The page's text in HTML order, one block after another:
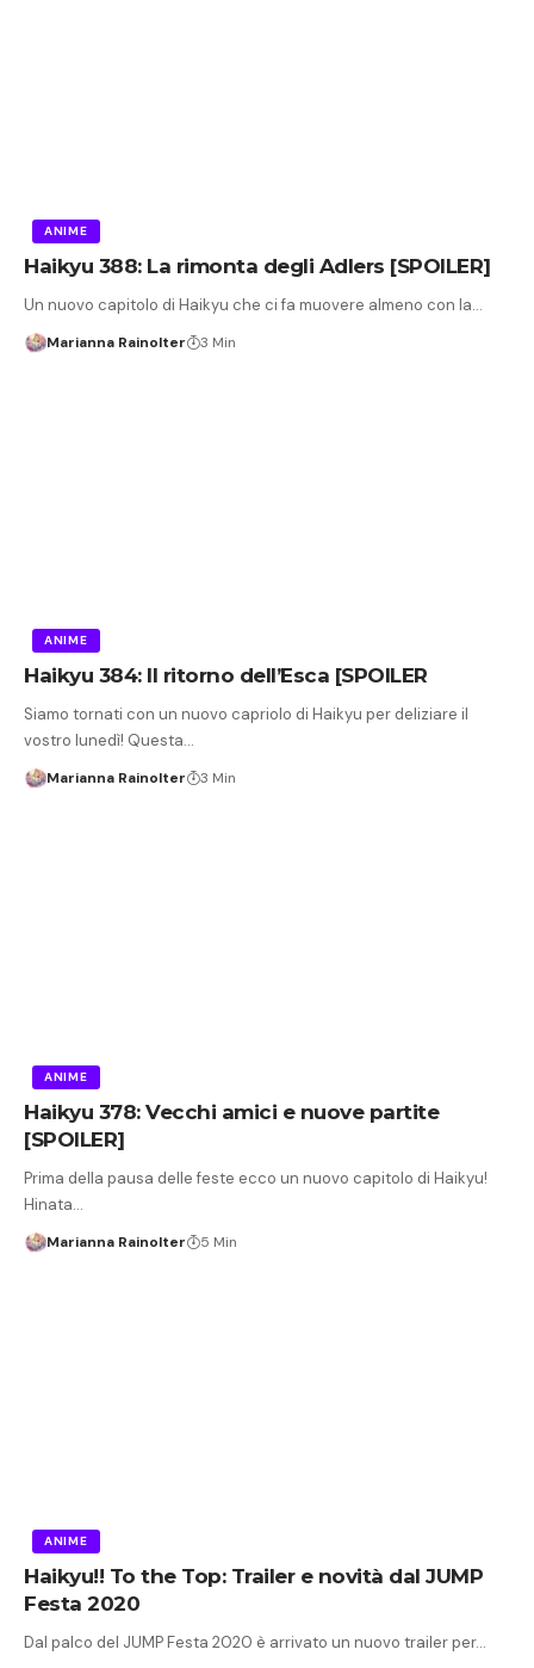
ANIME
Haikyu 388: La rimonta degli Adlers [SPOILER]
Un nuovo capitolo di Haikyu che ci fa muovere almeno con la…
Marianna Rainolter 3 Min
ANIME
Haikyu 384: Il ritorno dell’Esca [SPOILER
Siamo tornati con un nuovo capriolo di Haikyu per deliziare il
vostro lunedì! Questa…
Marianna Rainolter 3 Min
ANIME
Haikyu 378: Vecchi amici e nuove partite
[SPOILER]
Prima della pausa delle feste ecco un nuovo capitolo di Haikyu!
Hinata…
Marianna Rainolter 5 Min
ANIME
Haikyu!! To the Top: Trailer e novità dal JUMP
Festa 2020
Dal palco del JUMP Festa 2020 è arrivato un nuovo trailer per…